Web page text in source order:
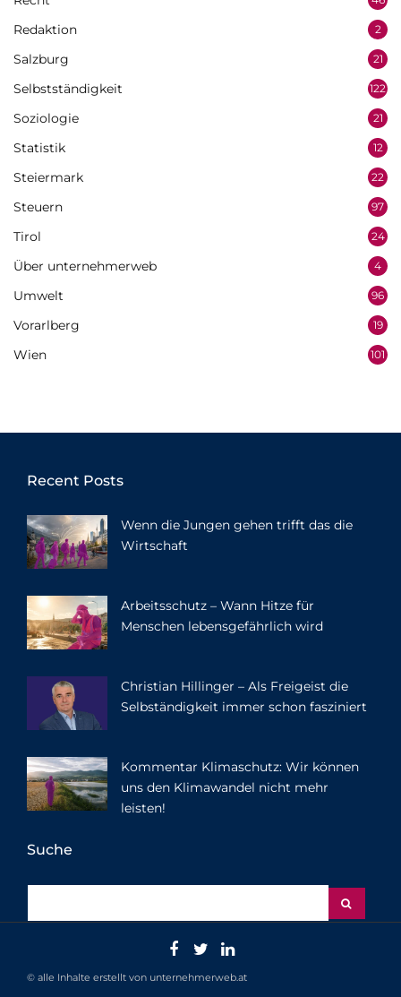
Redaktion 2
Salzburg 21
Selbstständigkeit 122
Soziologie 21
Statistik 12
Steiermark 22
Steuern 97
Tirol 24
Über unternehmerweb 4
Umwelt 96
Vorarlberg 19
Wien 101
Recent Posts
Wenn die Jungen gehen trifft das die
Wirtschaft
Arbeitsschutz – Wann Hitze für
Menschen lebensgefährlich wird
Christian Hillinger – Als Freigeist die
Selbständigkeit immer schon fasziniert
Kommentar Klimaschutz: Wir können
uns den Klimawandel nicht mehr
leisten!
Suche
© alle Inhalte erstellt von unternehmerweb.at